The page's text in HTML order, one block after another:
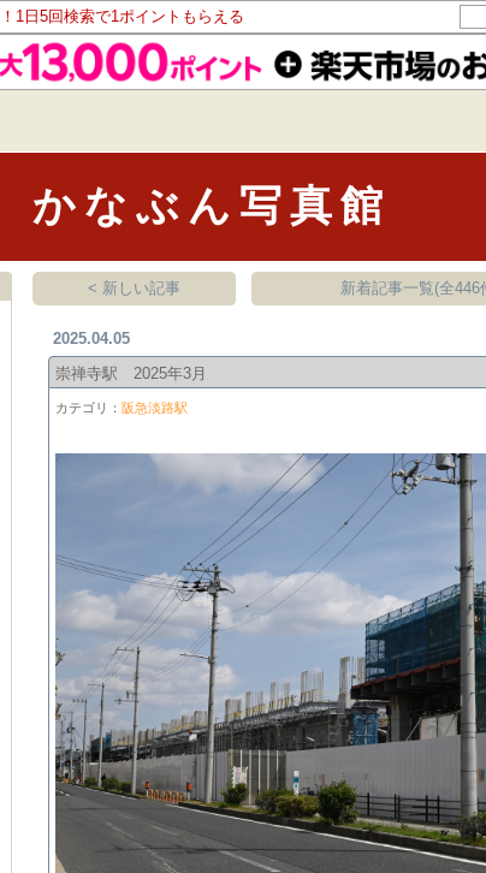
1日5回検索で1ポイントもらえる
かなぶん写真館
< 新しい記事 新着記事一覧(全446
2025.04.05
崇禅寺駅 2025年3月
カテゴリ：阪急淡路駅